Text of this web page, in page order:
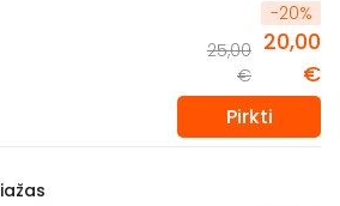
-20%
25,00
€
20,00
€
Pirkti